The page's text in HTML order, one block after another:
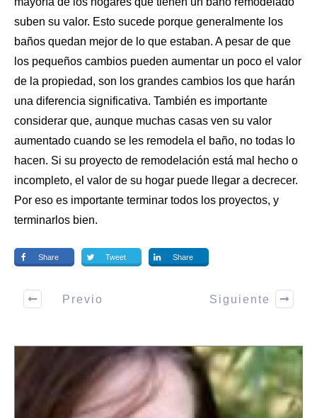
suben su valor. Esto sucede porque generalmente los
baños quedan mejor de lo que estaban. A pesar de que
los pequeños cambios pueden aumentar un poco el valor
de la propiedad, son los grandes cambios los que harán
una diferencia significativa. También es importante
considerar que, aunque muchas casas ven su valor
aumentado cuando se les remodela el baño, no todas lo
hacen. Si su proyecto de remodelación está mal hecho o
incompleto, el valor de su hogar puede llegar a decrecer.
Por eso es importante terminar todos los proyectos, y
terminarlos bien.
Share Tweet Share
Previo Siguiente